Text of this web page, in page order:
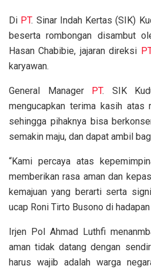
Di PT. Sinar Indah Kertas (SIK)
beserta rombongan disambut
Hasan Chabibie, jajaran direksi PT
karyawan.
General Manager PT. SIK
mengucapkan terima kasih atas
sehingga pihaknya bisa
semakin maju, dan dapat ambil
“Kami percaya atas
memberikan rasa aman dan
kemajuan yang berarti serta
ucap Roni Tirto Busono di
Irjen Pol Ahmad Luthfi
aman tidak datang dengan
harus wajib adalah warga